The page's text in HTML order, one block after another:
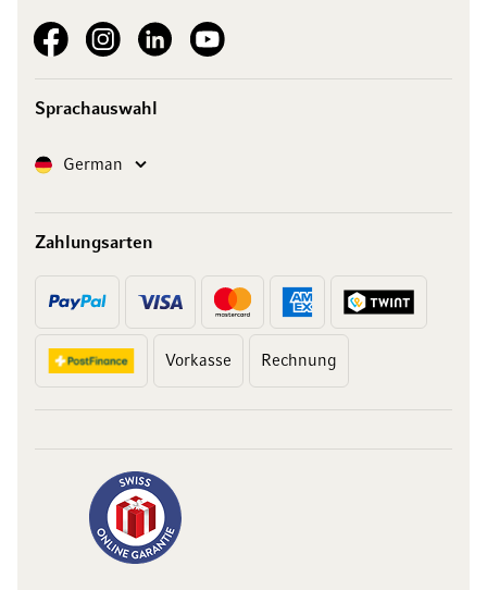
See our FacebookSee our Instagram account
See our LinkedInSee our YouTube channel
Sprachauswahl
SpracheGerman
Zahlungsarten
Vorkasse Rechnung
10 Franken
auf Ihren Einkauf
Abonnieren Sie unseren Newsletter und erhalten Sie exklusive